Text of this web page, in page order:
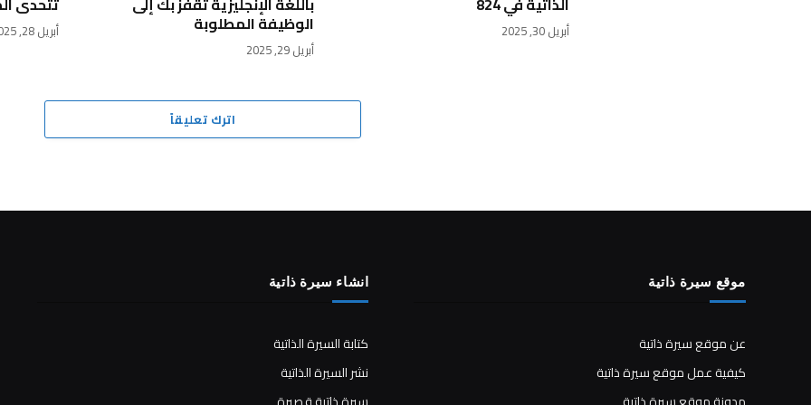
أبريل 30, 2025 الوظيفة المطلوبة
أبريل 29, 2025
أبريل 28, 2025
اترك تعليقاً
موقع سيرة ذاتية
عن موقع سيرة ذاتية
كيفية عمل موقع سيرة ذاتية
انشاء سيرة ذاتية
كتابة السيرة الذاتية
نشر السيرة الذاتية